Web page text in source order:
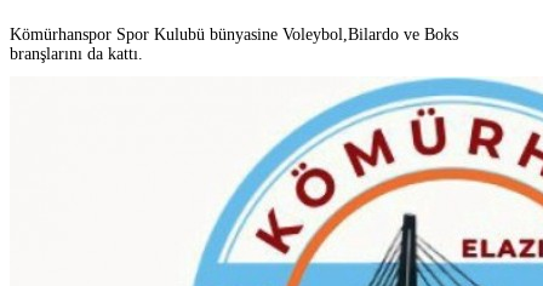
Kömürhanspor Spor Kulubü bünyasine Voleybol,Bilardo ve Boks
branşlarını da kattı.